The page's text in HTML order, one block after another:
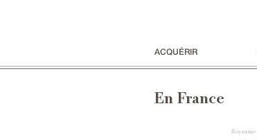
ACQUÉRIR
En France